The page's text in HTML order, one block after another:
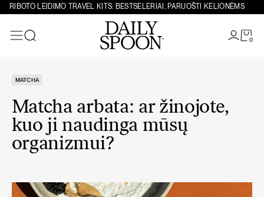
Eiti prie turinio
RIBOTO LEIDIMO TRAVEL KITS: BESTSELERIAI, PARUOŠTI KELIONĖMS
0
MATCHA
Matcha arbata: ar žinojote,
kuo ji naudinga mūsų
organizmui?